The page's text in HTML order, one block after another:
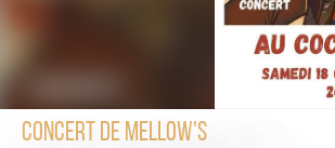
Concert de Mellow's